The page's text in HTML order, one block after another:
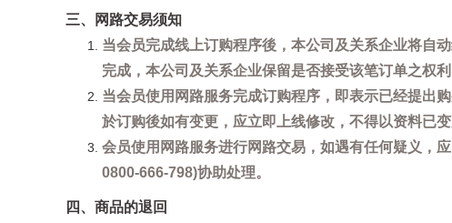
三、网路交易须知
当会员完成线上订购程序後，本公司及关系企业将自
完成，本公司及关系企业保留是否接受该笔订单之权
当会员使用网路服务完成订购程序，即表示已经提出
於订购後如有变更，应立即上线修改，不得以资料已
会员使用网路服务进行网路交易，如遇有任何疑义，
0800-666-798)协助处理。
四、商品的退回